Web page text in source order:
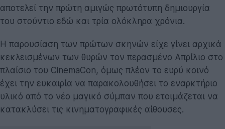
αποτελεί την πρώτη αμιγώς πρωτότυπη δημιουργία
του στούντιο εδώ και τρία ολόκληρα χρόνια.
Η παρουσίαση των πρώτων σκηνών είχε γίνει αρχικά
κεκλεισμένων των θυρών τον περασμένο Απρίλιο στο
πλαίσιο του CinemaCon, όμως πλέον το ευρύ κοινό
έχει την ευκαιρία να παρακολουθήσει το εναρκτήριο
υλικό από το νέο μαγικό σύμπαν που ετοιμάζεται να
κατακλύσει τις κινηματογραφικές αίθουσες.